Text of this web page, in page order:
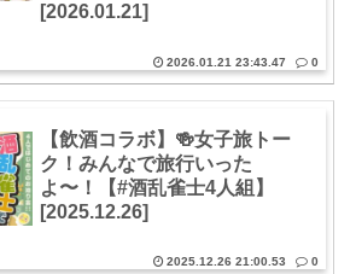
[2026.01.21]
2026.01.21 23:43.47 0
【飲酒コラボ】🍻女子旅トー
ク！みんなで旅行いった
よ〜！【#酒乱雀士4人組】
[2025.12.26]
2025.12.26 21:00.53 0